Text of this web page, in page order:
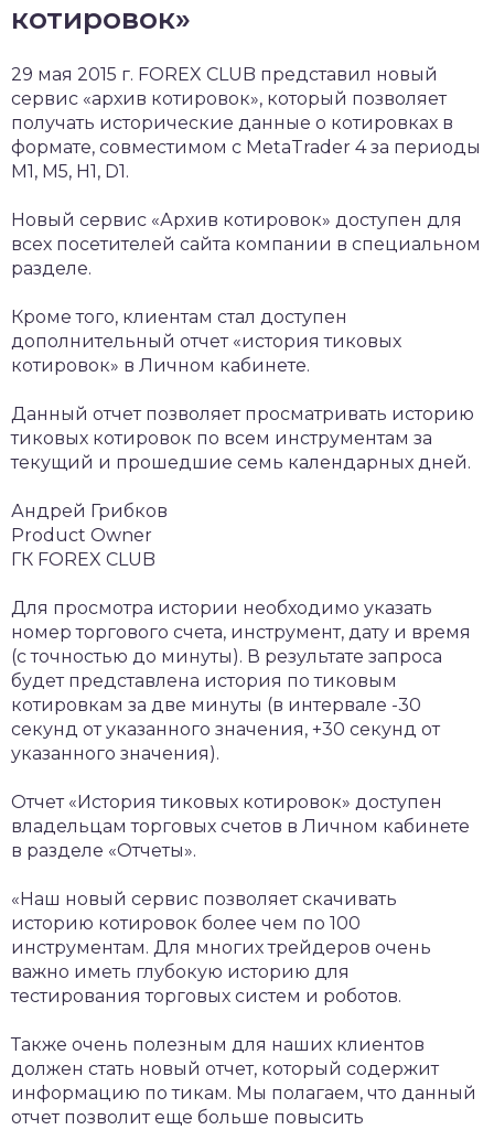
котировок»
29 мая 2015 г. FOREX CLUB представил новый
сервис «архив котировок», который позволяет
получать исторические данные о котировках в
формате, совместимом с MetaTrader 4 за периоды
M1, M5, H1, D1.
Новый сервис «Архив котировок» доступен для
всех посетителей сайта компании в специальном
разделе.
Кроме того, клиентам стал доступен
дополнительный отчет «история тиковых
котировок» в Личном кабинете.
Данный отчет позволяет просматривать историю
тиковых котировок по всем инструментам за
текущий и прошедшие семь календарных дней.
Андрей Грибков
Product Owner
ГК FOREX CLUB
Для просмотра истории необходимо указать
номер торгового счета, инструмент, дату и время
(с точностью до минуты). В результате запроса
будет представлена история по тиковым
котировкам за две минуты (в интервале -30
секунд от указанного значения, +30 секунд от
указанного значения).
Отчет «История тиковых котировок» доступен
владельцам торговых счетов в Личном кабинете
в разделе «Отчеты».
«Наш новый сервис позволяет скачивать
историю котировок более чем по 100
инструментам. Для многих трейдеров очень
важно иметь глубокую историю для
тестирования торговых систем и роботов.
Также очень полезным для наших клиентов
должен стать новый отчет, который содержит
информацию по тикам. Мы полагаем, что данный
отчет позволит еще больше повысить